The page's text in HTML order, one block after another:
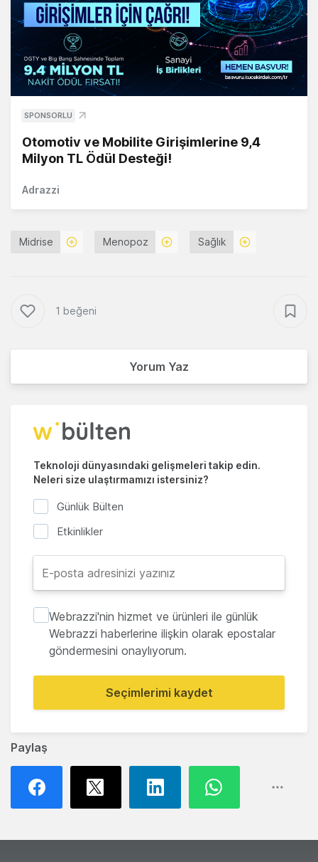
Paylaş
SPONSORLU
Otomotiv ve Mobilite Girişimlerine 9,4
Milyon TL Ödül Desteği!
Adrazzi
Midrise Menopoz Sağlık
1 beğeni
Yorum Yaz
Teknoloji dünyasındaki gelişmeleri takip edin.
Neleri size ulaştırmamızı istersiniz?
Günlük Bülten
Etkinlikler
Webrazzi'nin hizmet ve ürünleri ile günlük
Webrazzi haberlerine ilişkin olarak epostalar
göndermesini onaylıyorum.
Seçimlerimi kaydet